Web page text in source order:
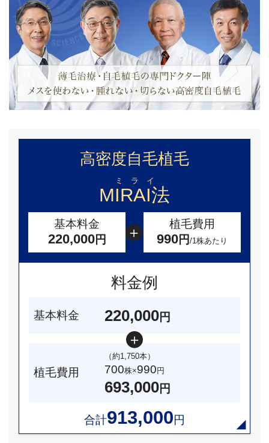
高密度自毛植毛
MIRAI法
ミ ラ イ
基本料金
220,000円
植毛費用
990円 /1株あたり
料金例
基本料金 220,000円
植毛費用
（約1,750本）
700株×990 円
693,000円
合計913,000円